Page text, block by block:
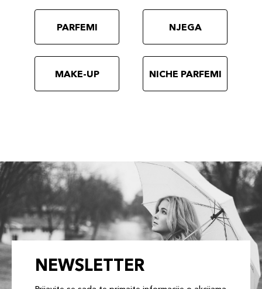
PARFEMI NJEGA
MAKE-UP NICHE PARFEMI
NEWSLETTER